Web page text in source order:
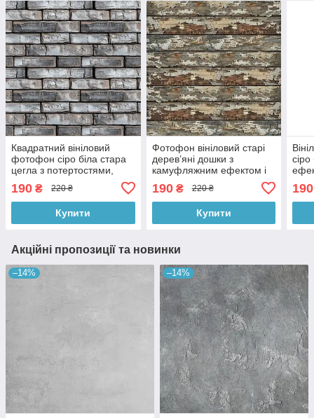
Квадратний вініловий
фотофон сіро біла стара
цегла з потертостями,
60x60 см, №553766
190 ₴ 220 ₴
Купити
Фотофон вініловий старі
дерев’яні дошки з
камуфляжним ефектом і
зйомки, 60x60 см,
№550900
190₴ 220 ₴
Купити
190
Акційні пропозиції та новинки
–14% –14%